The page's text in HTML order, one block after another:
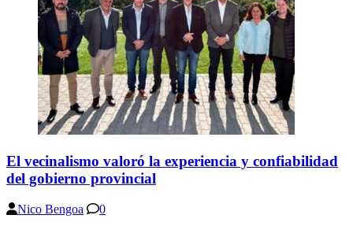
El vecinalismo valoró la experiencia y confiabilidad
del gobierno provincial
Nico Bengoa
0